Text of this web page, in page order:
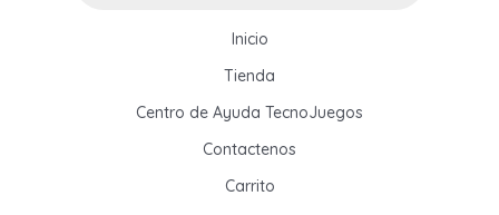
Inicio
Tienda
Centro de Ayuda TecnoJuegos
Contactenos
Carrito